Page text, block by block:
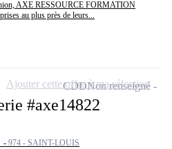
AXE RESSOURCE FORMATION
au plus près de leurs...
#axe14822
- 974 - SAINT-LOUIS
CDDNon renseigné
Ajouter cette offre à ma sélection